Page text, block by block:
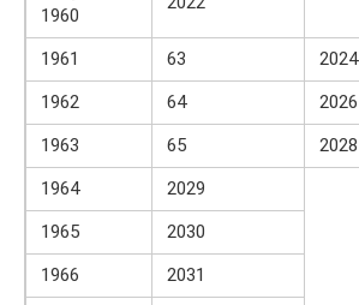
1960
1961 63
2024
1962
64
2026
1963
65
2028
1964
2029
1965
2030
1966
2031